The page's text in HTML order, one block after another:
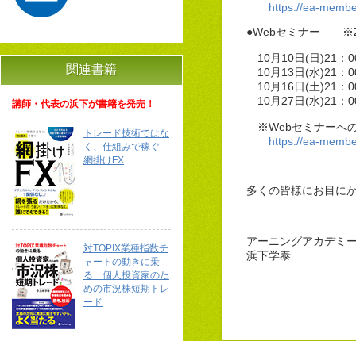
https://ea-
●Webセミナー
10月10日(日)21：
10月13日(水)21：
10月16日(土)21：
10月27日(水)21：
※Webセミナーへの
https://ea-
多くの皆様にお目に
アーニングアカデミ
浜下学泰
関連書籍
講師・代表の浜下が書籍を発売！
トレード技術ではな
く、仕組みで稼ぐ
網掛けFX
対TOPIX業種指数チ
ャートの動きに乗
る 個人投資家のた
めの市況株短期トレ
ード